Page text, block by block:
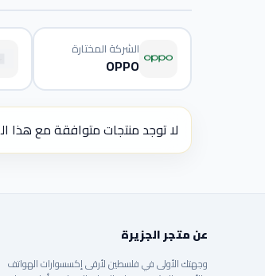
الشركة المختارة
OPPO
لا توجد منتجات متوافقة مع هذا
عن متجر الجزيرة
وجهتك الأولى في فلسطين لأرقى إكسسوارات الهواتف